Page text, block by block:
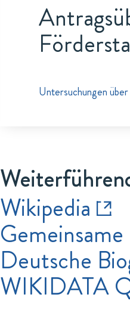
Untersuchungen
Wikipedia
Deutsche
WIKIDATA